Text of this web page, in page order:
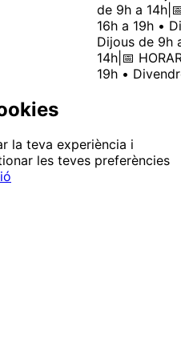
de 9h a 14h|
16h a 19h •
Dijous de 9h
14h|📅
19h •
la teva experiència i
les teves preferències